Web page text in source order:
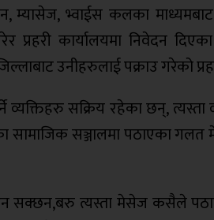
भ्वाईस कलका
कार्यालयमा निवेदन
उनीहरुलाई पक्राउ गरेको
व्यक्तिहरु सक्रिय रहेका छन्,
सामाजिक सञ्जालमा पठाएका
त्यस्ता मेसेज कसैले